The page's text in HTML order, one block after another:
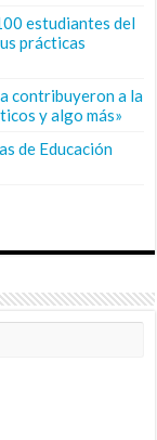
estudiantes del
prácticas
contribuyeron a la
y algo más»
de Educación